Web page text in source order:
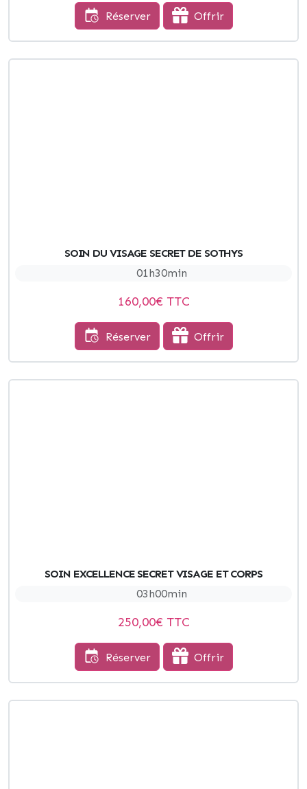
Réserver Offrir
SOIN DU VISAGE SECRET DE SOTHYS
01h30min
160,00€ TTC
Réserver Offrir
SOIN EXCELLENCE SECRET VISAGE ET CORPS
03h00min
250,00€ TTC
Réserver Offrir